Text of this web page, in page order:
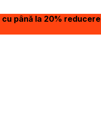
cu până la 20% reducere